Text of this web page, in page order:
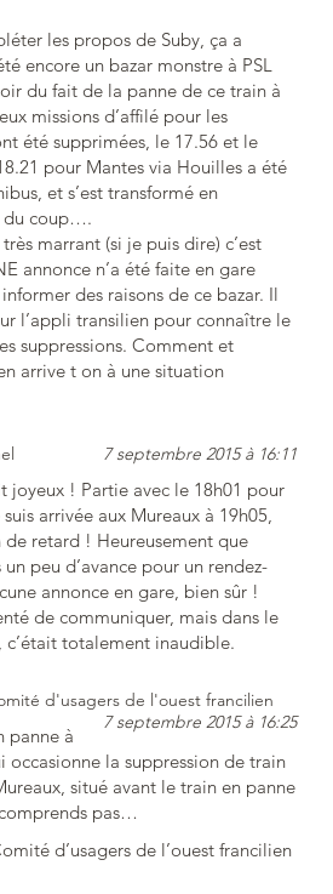
les propos de Suby, ça a
encore un bazar monstre à PSL
du fait de la panne de ce train à
missions d’affilé pour les
été supprimées, le 17.56 et le
pour Mantes via Houilles a été
et s’est transformé en
du coup….
marrant (si je puis dire) c’est
annonce n’a été faite en gare
des raisons de ce bazar. Il
l’appli transilien pour connaître le
suppressions. Comment et
arrive t on à une situation
7 septembre 2015 à 16:11
joyeux ! Partie avec le 18h01 pour
arrivée aux Mureaux à 19h05,
de retard ! Heureusement que
un peu d’avance pour un rendez-
annonce en gare, bien sûr !
de communiquer, mais dans le
c’était totalement inaudible.
d'usagers de l'ouest francilien
7 septembre 2015 à 16:25
panne à
occasionne la suppression de train
situé avant le train en panne
pas…
d’usagers de l’ouest francilien